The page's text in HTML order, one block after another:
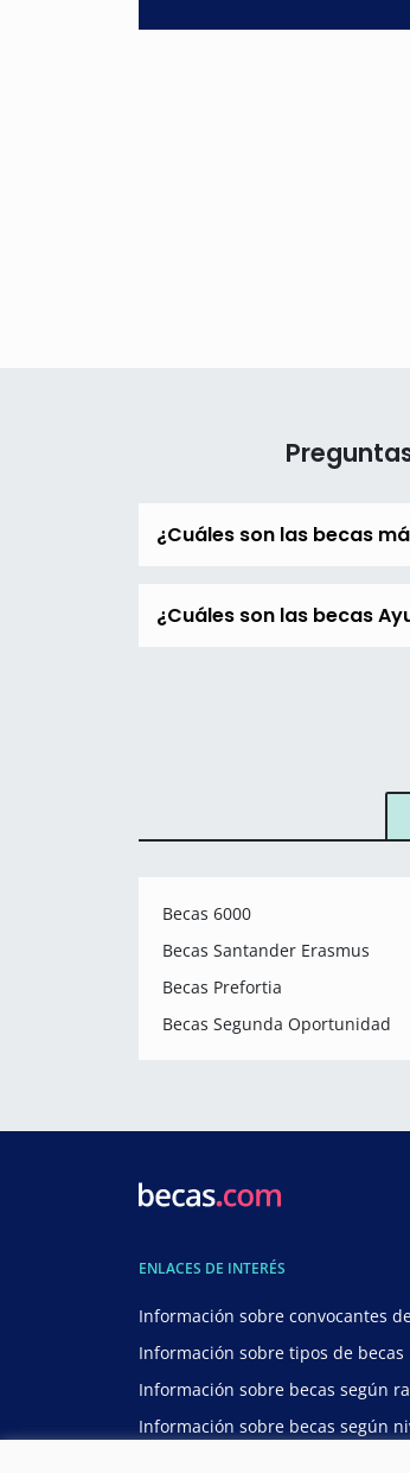
¿Cuáles son las becas
¿Cuáles son las becas
Becas 6000
Becas Santander Erasmus
Becas Prefortia
Becas Segunda Oportunidad
ENLACES DE INTERÉS
Información sobre convocantes
Información sobre tipos de becas
Información sobre becas según
Información sobre becas según